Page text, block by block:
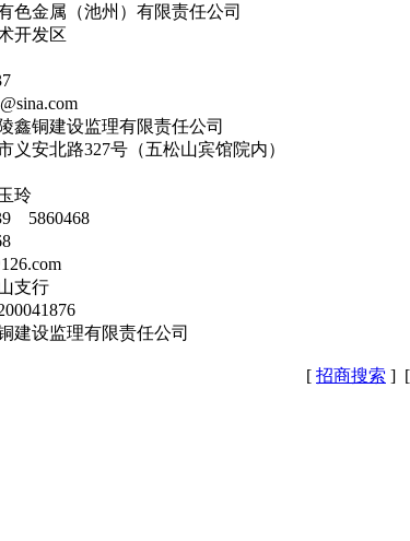
金属（池州）有限责任公司
开发区
铜建设监理有限责任公司
安北路327号（五松山宾馆院内）
玲
5860468
支行
设监理有限责任公司
[ 招商搜索 ] [